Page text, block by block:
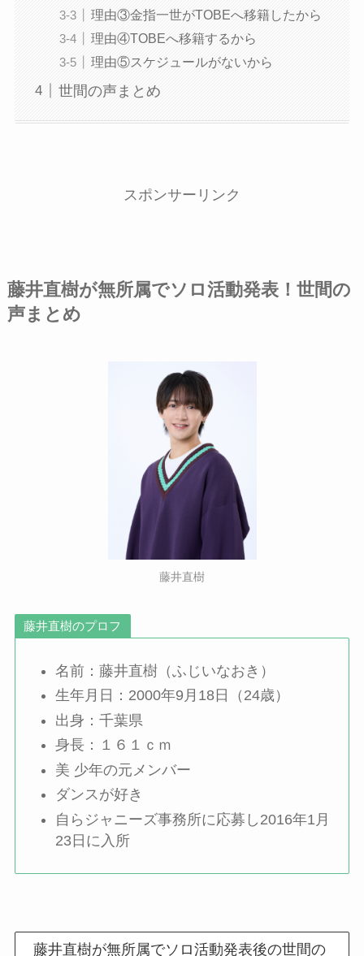
理由③金指一世がTOBEへ移籍したから
理由④TOBEへ移籍するから
理由⑤スケジュールがないから
世間の声まとめ
スポンサーリンク
藤井直樹が無所属でソロ活動発表！世間の
声まとめ
藤井直樹
藤井直樹のプロフ
名前：藤井直樹（ふじいなおき）
生年月日：2000年9月18日（24歳）
出身：千葉県
身長：１６１ｃｍ
美 少年の元メンバー
ダンスが好き
自らジャニーズ事務所に応募し2016年1月
23日に入所
藤井直樹が無所属でソロ活動発表後の世間の